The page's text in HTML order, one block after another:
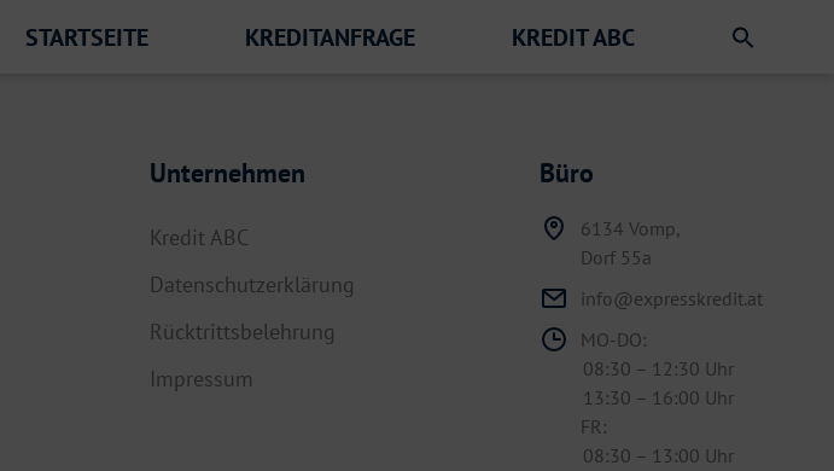
STARTSEITE KREDITANFRAGE KREDIT ABC
Unternehmen
Kredit ABC
Datenschutzerklärung
Rücktrittsbelehrung
Impressum
Büro
6134 Vomp,
Dorf 55a
info@expresskredit.at
MO-DO:
08:30 – 12:30 Uhr
13:30 – 16:00 Uhr
FR:
08:30 – 13:00 Uhr